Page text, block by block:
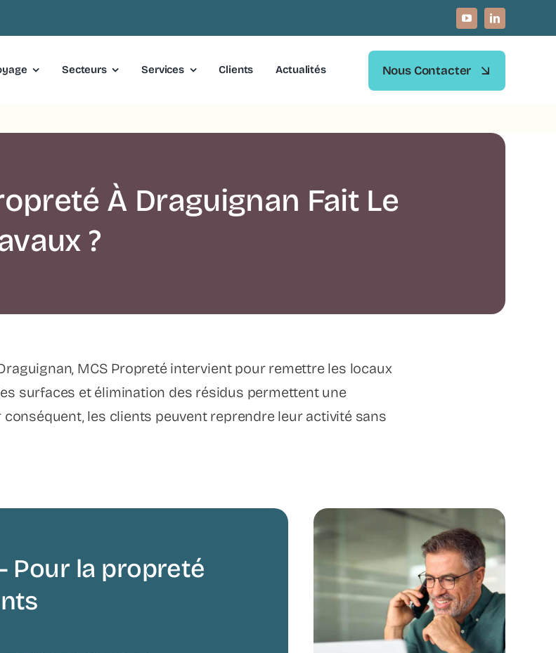
Secteurs Services Clients Actualités Nous Contacter
À Draguignan Fait Le
?
MCS Propreté intervient pour remettre les locaux
surfaces et élimination des résidus permettent une
les clients peuvent reprendre leur activité sans
Pour la propreté